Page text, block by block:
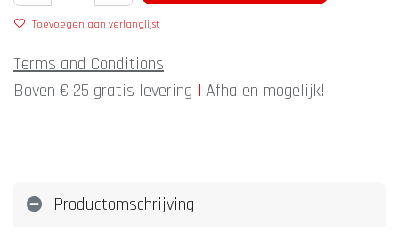
Toevoegen aan verlanglijst
Terms and Conditions
Boven € 25 gratis levering | Afhalen mogelijk!
Productomschrijving